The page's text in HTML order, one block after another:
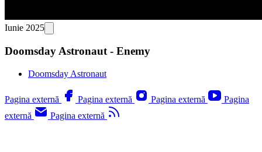
Iunie 2025
Doomsday Astronaut - Enemy
Doomsday Astronaut
Pagina externă Pagina externă Pagina externă
Pagina
externă
Pagina externă